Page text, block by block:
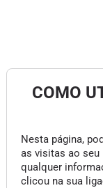
COMO
Nesta página,
as visitas ao seu
qualquer
clicou na sua